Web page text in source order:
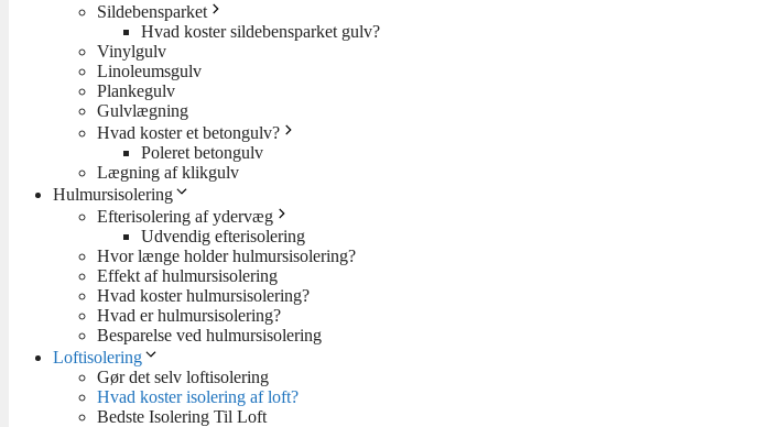
Sildebensparket
Hvad koster sildebensparket gulv?
Vinylgulv
Linoleumsgulv
Plankegulv
Gulvlægning
Hvad koster et betongulv?
Poleret betongulv
Lægning af klikgulv
Hulmursisolering
Efterisolering af ydervæg
Udvendig efterisolering
Hvor længe holder hulmursisolering?
Effekt af hulmursisolering
Hvad koster hulmursisolering?
Hvad er hulmursisolering?
Besparelse ved hulmursisolering
Loftisolering
Gør det selv loftisolering
Hvad koster isolering af loft?
Bedste Isolering Til Loft